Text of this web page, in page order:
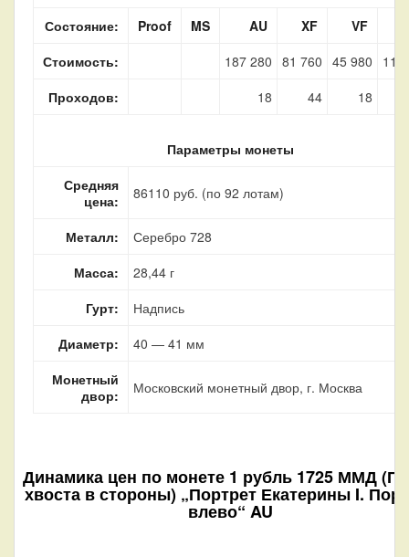
Состояние:
Proof MS AU XF
VF
Стоимость:
187 280 81 760 45 980
11
Проходов:
18 44 18
Параметры монеты
Средняя
цена:
86110 руб. (по 92 лотам)
Металл:
Серебро 728
Масса:
28,44 г
Гурт:
Надпись
Диаметр:
40 — 41 мм
Монетный
двор:
Московский монетный двор, г. Москва
Динамика цен по монете 1 рубль 1725 ММД
хвоста в стороны) „Портрет Екатерины I.
влево“ AU